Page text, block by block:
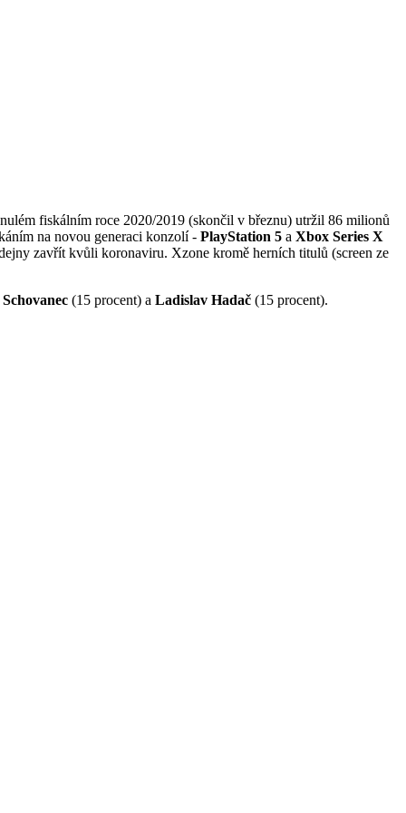
fiskálním roce 2020/2019 (skončil v březnu) utržil 86 milionů
na novou generaci konzolí - PlayStation 5 a Xbox Series X
zavřít kvůli koronaviru. Xzone kromě herních titulů (screen ze
(15 procent) a Ladislav Hadač (15 procent).